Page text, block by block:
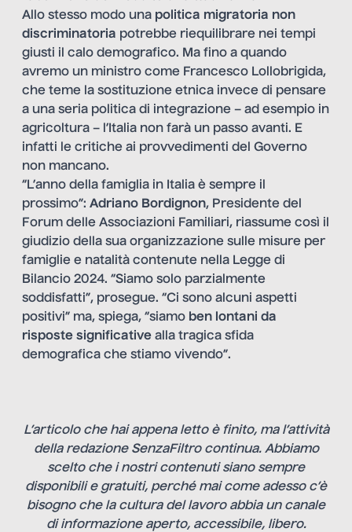
Allo stesso modo una politica migratoria non
discriminatoria potrebbe riequilibrare nei tempi
giusti il calo demografico. Ma fino a quando
avremo un ministro come Francesco Lollobrigida,
che teme la sostituzione etnica invece di pensare
a una seria politica di integrazione – ad esempio in
agricoltura – l’Italia non farà un passo avanti. E
infatti le critiche ai provvedimenti del Governo
non mancano.
“L’anno della famiglia in Italia è sempre il
prossimo”: Adriano Bordignon, Presidente del
Forum delle Associazioni Familiari, riassume così il
giudizio della sua organizzazione sulle misure per
famiglie e natalità contenute nella Legge di
Bilancio 2024. “Siamo solo parzialmente
soddisfatti”, prosegue. “Ci sono alcuni aspetti
positivi” ma, spiega, “siamo ben lontani da
risposte significative alla tragica sfida
demografica che stiamo vivendo”.
L’articolo che hai appena letto è finito, ma l’attività
della redazione SenzaFiltro continua. Abbiamo
scelto che i nostri contenuti siano sempre
disponibili e gratuiti, perché mai come adesso c’è
bisogno che la cultura del lavoro abbia un canale
di informazione aperto, accessibile, libero.